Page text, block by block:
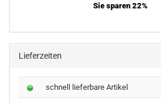
Sie sparen 22%
Lieferzeiten
schnell lieferbare Artikel